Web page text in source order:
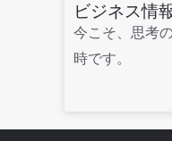
ビジネス情
今こそ、思考
時です。